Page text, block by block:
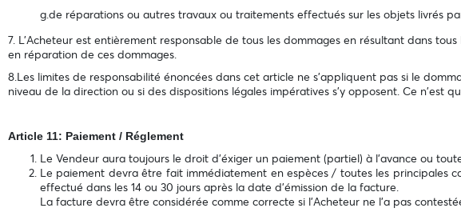
g.de réparations ou autres travaux ou traitements effectués sur les objets livrés
7. L'Acheteur est entièrement responsable de tous les dommages en résultant dans
en réparation de ces dommages.
8.Les limites de responsabilité énoncées dans cet article ne s'appliquent pas si le
niveau de la direction ou si des dispositions légales impératives s'y opposent. Ce n'est
Article 11: Paiement / Réglement
Le Vendeur aura toujours le droit d'éxiger un paiement (partiel) à l’avance ou
Le paiement devra être fait immédiatement en espèces / toutes les
effectué dans les 14 ou 30 jours après la date d'émission de la facture.
La facture devra être considérée comme correcte si l’Acheteur ne l'a pas